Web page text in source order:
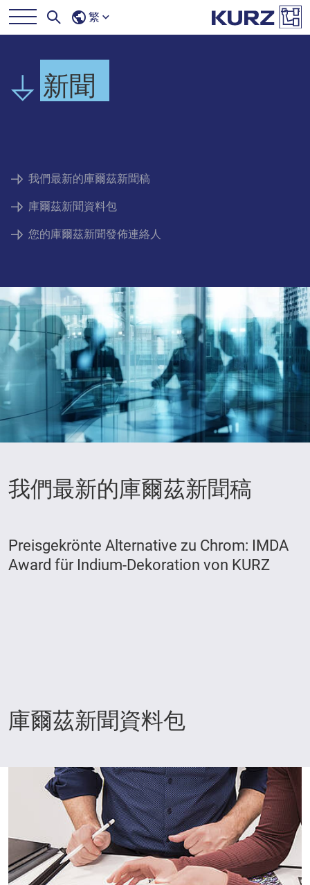
繁
新聞
我們最新的庫爾茲新聞稿
庫爾茲新聞資料包
您的庫爾茲新聞發佈連絡人
我們最新的庫爾茲新聞稿
Preisgekrönte Alternative zu Chrom: IMDA
Award für Indium-Dekoration von KURZ
庫爾茲新聞資料包